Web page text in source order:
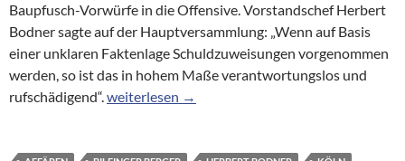
Baupfusch-Vorwürfe in die Offensive. Vorstandschef Herbert
Bodner sagte auf der Hauptversammlung: „Wenn auf Basis
einer unklaren Faktenlage Schuldzuweisungen vorgenommen
werden, so ist das in hohem Maße verantwortungslos und
rufschädigend“.Bauriese Bilfinger Berger wehrt sich gegen
weiterlesen →